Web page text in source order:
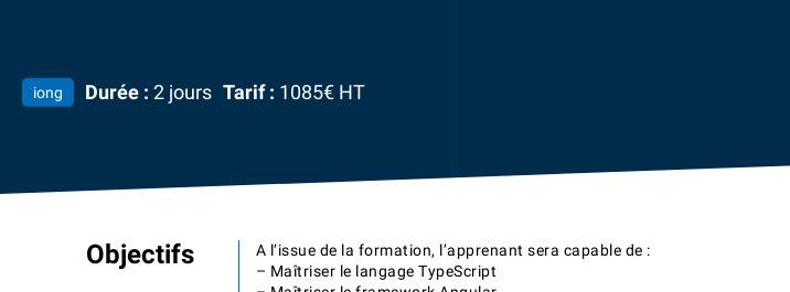
iong Durée : 2 jours Tarif : 1085€ HT
Objectifs
A l’issue de la formation, l’apprenant sera capable de :
– Maîtriser le langage TypeScript